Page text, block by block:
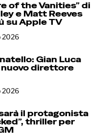
of the Vanities” di
e Matt Reeves
su Apple TV
2026
Gian Luca
nuovo direttore
2026
il protagonista
thriller per